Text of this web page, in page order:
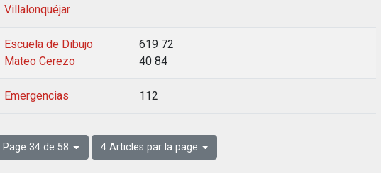
Villalonquéjar
Escuela de Dibujo
Mateo Cerezo
619 72
40 84
Emergencias 112
Page 34 de 58 4 Articles par la page